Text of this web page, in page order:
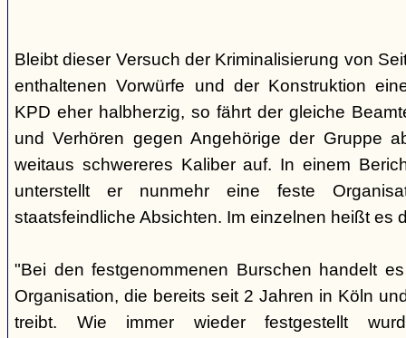
Bleibt dieser Versuch der Kriminalisierung von
enthaltenen Vorwürfe und der Konstruktion
KPD eher halbherzig, so fährt der gleiche
und Verhören gegen Angehörige der Gruppe
weitaus schwereres Kaliber auf. In einem
unterstellt er nunmehr eine feste
staatsfeindliche Absichten. Im einzelnen heißt es
"Bei den festgenommenen Burschen handelt
Organisation, die bereits seit 2 Jahren in Köln
treibt. Wie immer wieder festgestellt